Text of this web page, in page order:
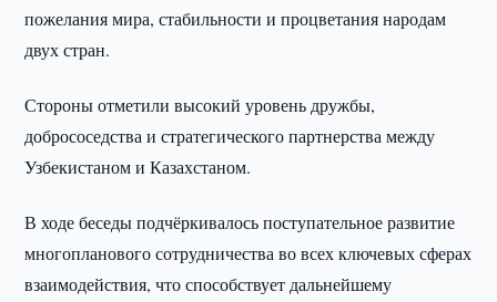
пожелания мира, стабильности и процветания народам
двух стран.
Стороны отметили высокий уровень дружбы,
добрососедства и стратегического партнерства между
Узбекистаном и Казахстаном.
В ходе беседы подчёркивалось поступательное развитие
многопланового сотрудничества во всех ключевых сферах
взаимодействия, что способствует дальнейшему